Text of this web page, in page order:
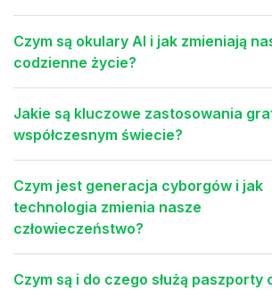
Czym są okulary AI i jak zmieniają
codzienne życie?
Jakie są kluczowe zastosowania
współczesnym świecie?
Czym jest generacja cyborgów i jak
technologia zmienia nasze
człowieczeństwo?
Czym są i do czego służą paszporty